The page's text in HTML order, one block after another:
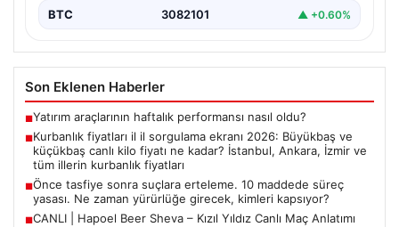
BTC 3082101 ▲ +0.60%
Son Eklenen Haberler
■Yatırım araçlarının haftalık performansı nasıl oldu?
■Kurbanlık fiyatları il il sorgulama ekranı 2026: Büyükbaş ve
küçükbaş canlı kilo fiyatı ne kadar? İstanbul, Ankara, İzmir ve
tüm illerin kurbanlık fiyatları
■Önce tasfiye sonra suçlara erteleme. 10 maddede süreç
yasası. Ne zaman yürürlüğe girecek, kimleri kapsıyor?
■CANLI | Hapoel Beer Sheva – Kızıl Yıldız Canlı Maç Anlatımı